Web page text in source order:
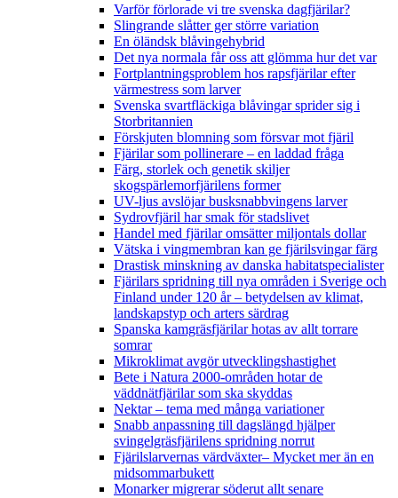
Varför förlorade vi tre svenska dagfjärilar?
Slingrande slåtter ger större variation
En öländsk blåvingehybrid
Det nya normala får oss att glömma hur det var
Fortplantningsproblem hos rapsfjärilar efter
värmestress som larver
Svenska svartfläckiga blåvingar sprider sig i
Storbritannien
Förskjuten blomning som försvar mot fjäril
Fjärilar som pollinerare – en laddad fråga
Färg, storlek och genetik skiljer
skogspärlemorfjärilens former
UV-ljus avslöjar busksnabbvingens larver
Sydrovfjäril har smak för stadslivet
Handel med fjärilar omsätter miljontals dollar
Vätska i vingmembran kan ge fjärilsvingar färg
Drastisk minskning av danska habitatspecialister
Fjärilars spridning till nya områden i Sverige och
Finland under 120 år– betydelsen av klimat,
landskapstyp och arters särdrag
Spanska kamgräsfjärilar hotas av allt torrare
somrar
Mikroklimat avgör utvecklingshastighet
Bete i Natura 2000-områden hotar de
väddnätfjärilar som ska skyddas
Nektar – tema med många variationer
Snabb anpassning till dagslängd hjälper
svingelgräsfjärilens spridning norrut
Fjärilslarvernas värdväxter– Mycket mer än en
midsommarbukett
Monarker migrerar söderut allt senare